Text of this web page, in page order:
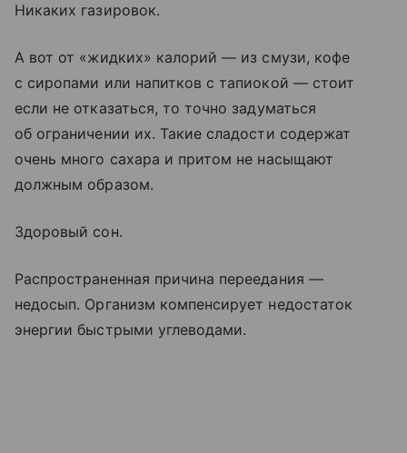
Никаких газировок.
А вот от «жидких» калорий — из смузи, кофе
с сиропами или напитков с тапиокой — стоит
если не отказаться, то точно задуматься
об ограничении их. Такие сладости содержат
очень много сахара и притом не насыщают
должным образом.
Здоровый сон.
Распространенная причина переедания —
недосып. Организм компенсирует недостаток
энергии быстрыми углеводами.